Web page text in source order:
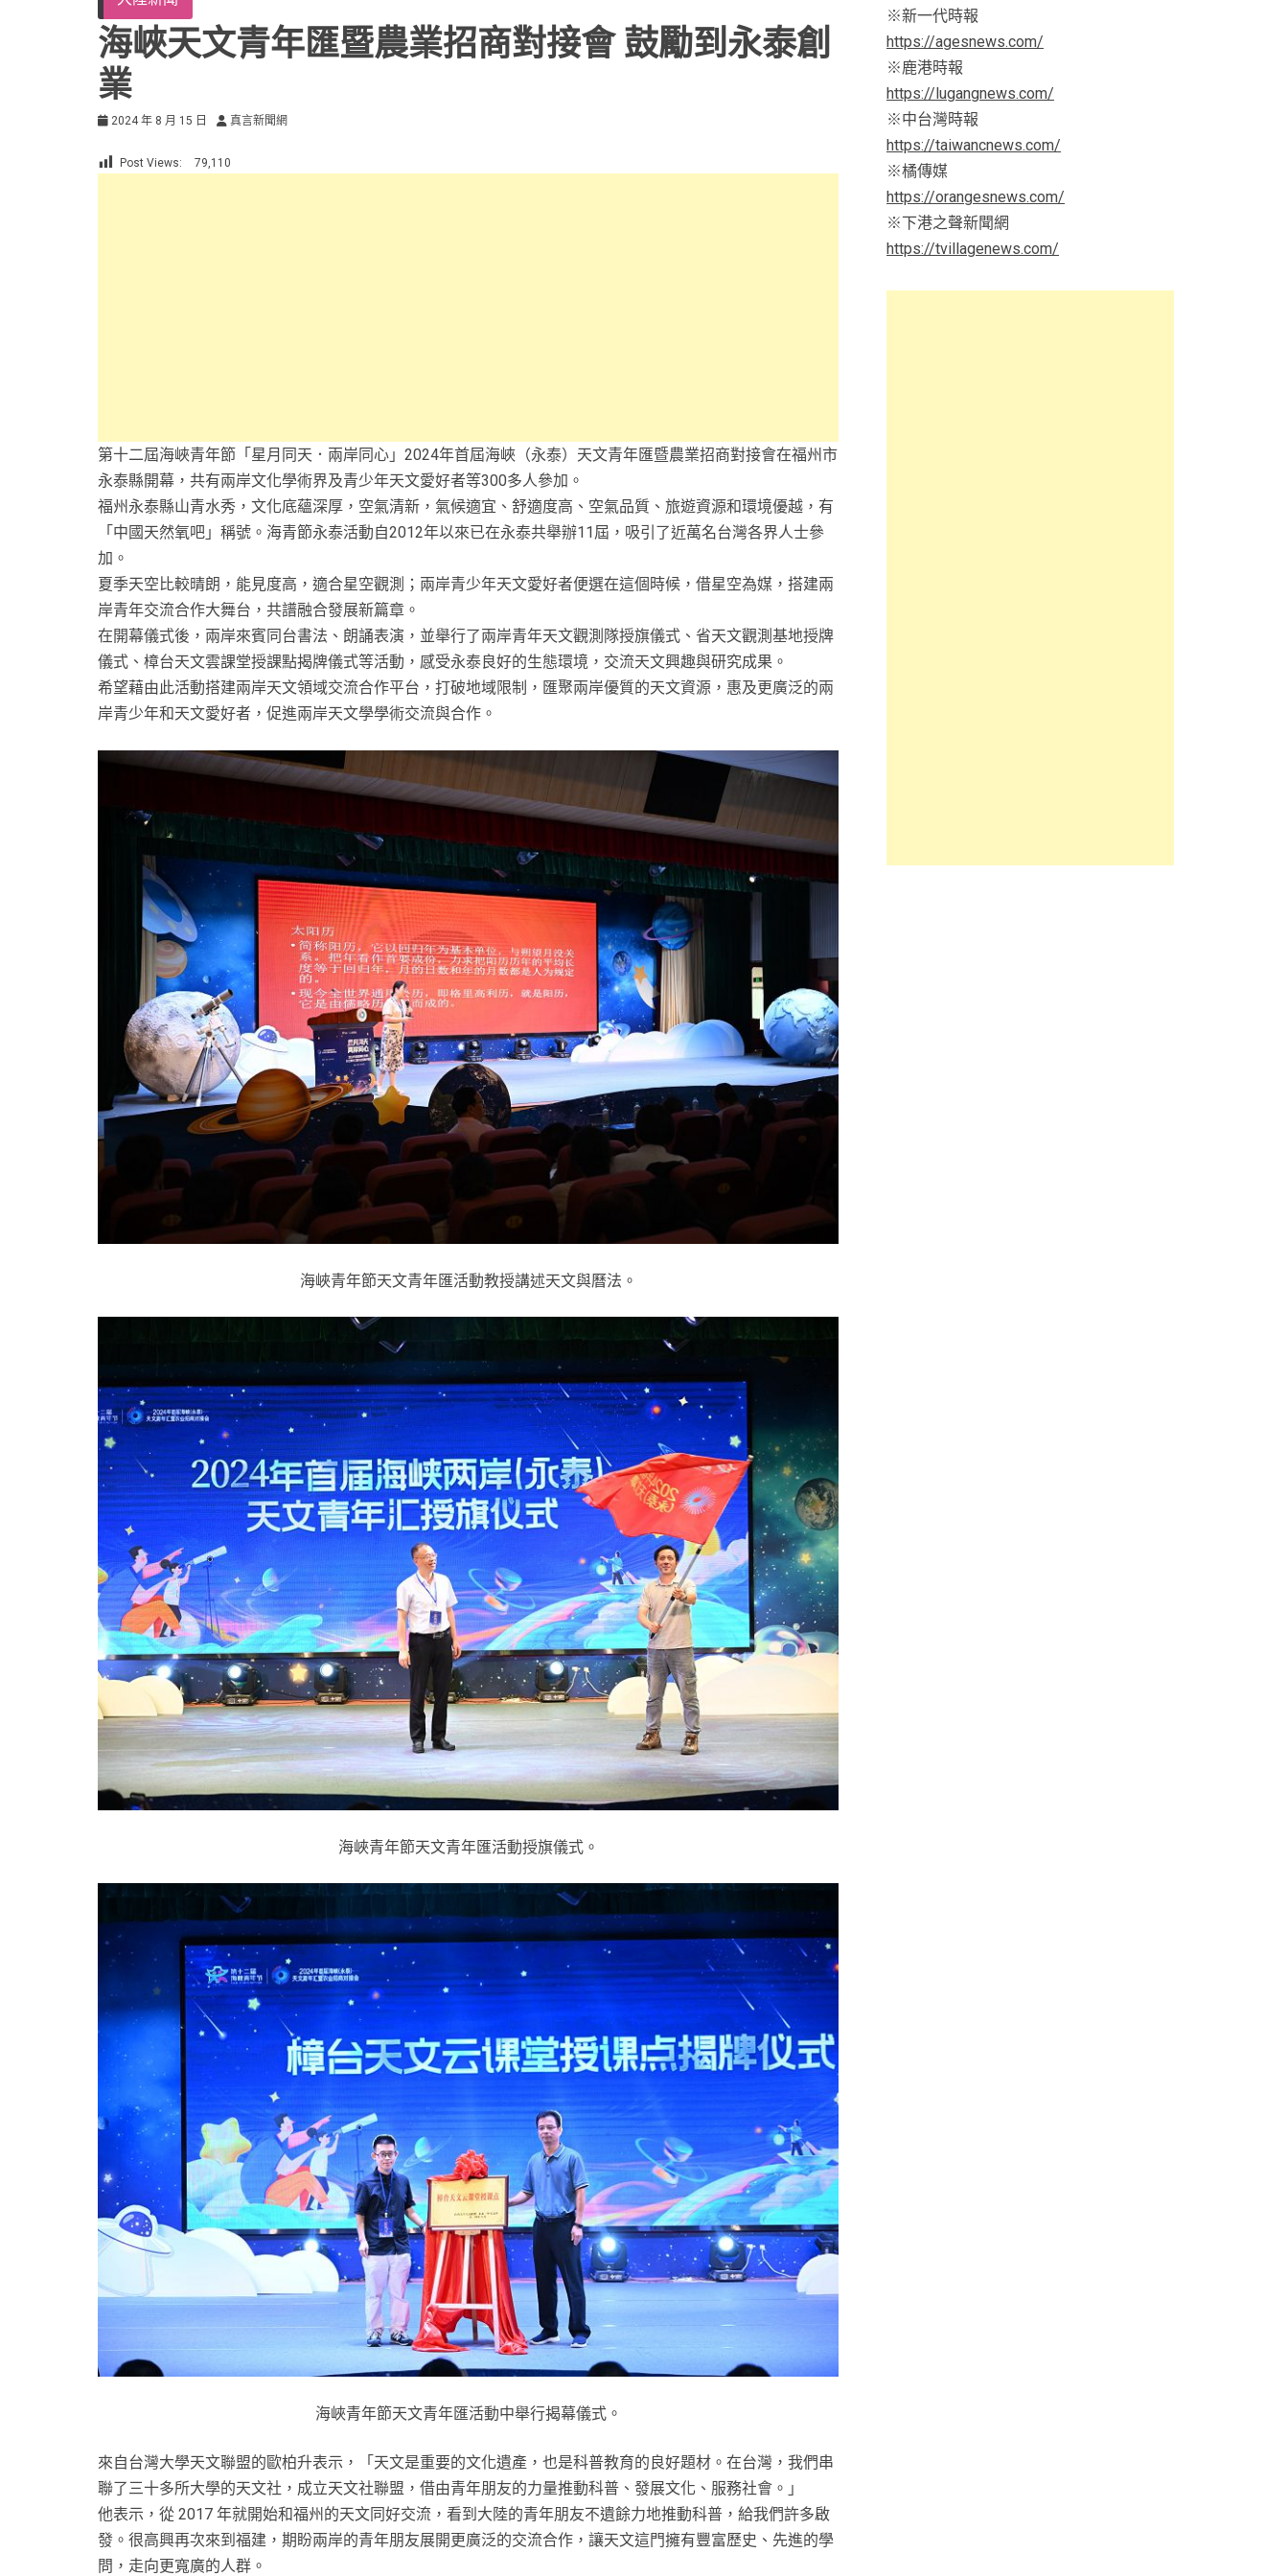
海峽天文青年匯暨農業招商對接會 鼓勵到永泰創
業
2024 年 8 月 15 日 真言新聞網
Post Views: 79,110
第十二屆海峽青年節「星月同天．兩岸同心」2024年首屆海峽（永泰）天文青年匯暨農業招商對接會在福州市
永泰縣開幕，共有兩岸文化學術界及青少年天文愛好者等300多人參加。
福州永泰縣山青水秀，文化底蘊深厚，空氣清新，氣候適宜、舒適度高、空氣品質、旅遊資源和環境優越，有
「中國天然氧吧」稱號。海青節永泰活動自2012年以來已在永泰共舉辦11屆，吸引了近萬名台灣各界人士參
加。
夏季天空比較晴朗，能見度高，適合星空觀測；兩岸青少年天文愛好者便選在這個時候，借星空為媒，搭建兩
岸青年交流合作大舞台，共譜融合發展新篇章。
在開幕儀式後，兩岸來賓同台書法、朗誦表演，並舉行了兩岸青年天文觀測隊授旗儀式、省天文觀測基地授牌
儀式、樟台天文雲課堂授課點揭牌儀式等活動，感受永泰良好的生態環境，交流天文興趣與研究成果。
希望藉由此活動搭建兩岸天文領域交流合作平台，打破地域限制，匯聚兩岸優質的天文資源，惠及更廣泛的兩
岸青少年和天文愛好者，促進兩岸天文學學術交流與合作。
海峽青年節天文青年匯活動教授講述天文與曆法。
海峽青年節天文青年匯活動授旗儀式。
海峽青年節天文青年匯活動中舉行揭幕儀式。
來自台灣大學天文聯盟的歐柏升表示，「天文是重要的文化遺產，也是科普教育的良好題材。在台灣，我們串
聯了三十多所大學的天文社，成立天文社聯盟，借由青年朋友的力量推動科普、發展文化、服務社會。」
他表示，從 2017 年就開始和福州的天文同好交流，看到大陸的青年朋友不遺餘力地推動科普，給我們許多啟
發。很高興再次來到福建，期盼兩岸的青年朋友展開更廣泛的交流合作，讓天文這門擁有豐富歷史、先進的學
問，走向更寬廣的人群。
※新一代時報
https://agesnews.com/
※鹿港時報
https://lugangnews.com/
※中台灣時報
https://taiwancnews.com/
※橘傳媒
https://orangesnews.com/
※下港之聲新聞網
https://tvillagenews.com/